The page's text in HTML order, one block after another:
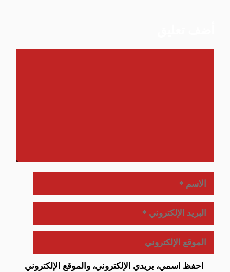
الاسم
البريد
الإلكتروني
الموقع
الإلكتروني
احفظ اسمي، بريدي الإلكتروني، والموقع الإلكتروني